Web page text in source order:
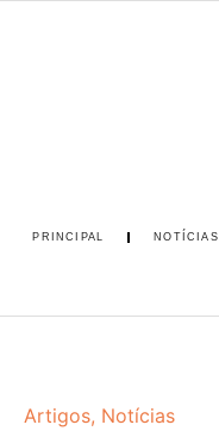
PRINCIPAL NOTÍCIAS
Artigos, Notícias